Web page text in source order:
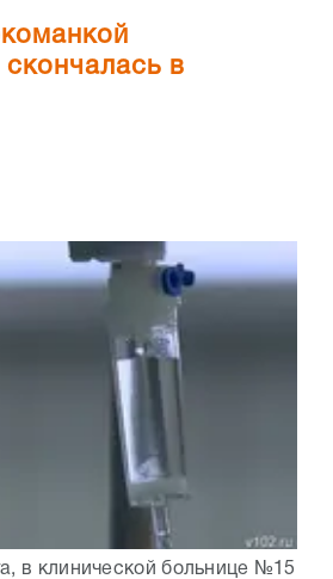
скончалась в
в клинической больнице №15